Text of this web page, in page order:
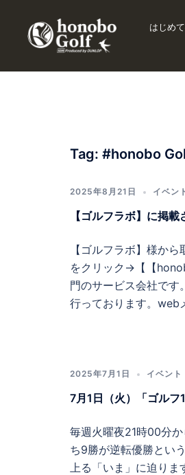
はじめ
Tag: #honobo
2025年8月21日 イベン
【ゴルフラボ】に掲載
【ゴルフラボ】様か
をクリック→【【
門のサービス会社です
行っております。web
2025年7月1日 イベント
7月1日（火）「ゴルフ
毎週火曜夜21時00分
ち9勝が逆転優勝とい
上る「いま」に迫りま